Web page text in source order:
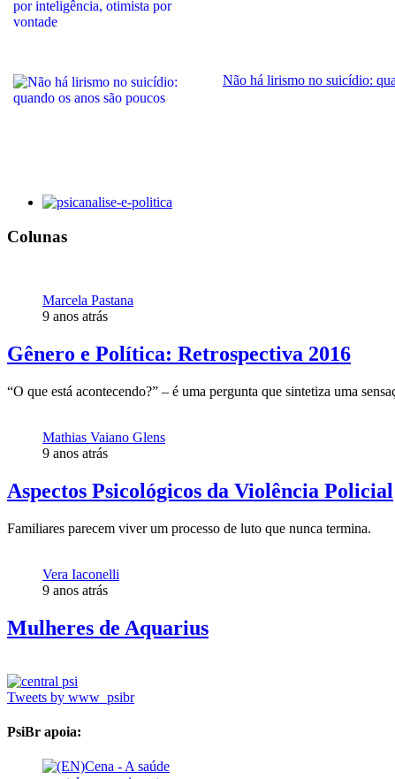
Não há lirismo no suicídio:
Colunas
Marcela Pastana
9 anos atrás
Gênero e Política: Retrospectiva 2016
“O que está acontecendo?” – é uma pergunta que sintetiza uma
Mathias Vaiano Glens
9 anos atrás
Aspectos Psicológicos da Violência Policial
Familiares parecem viver um processo de luto que nunca termina.
Vera Iaconelli
9 anos atrás
Mulheres de Aquarius
Tweets by www_psibr
PsiBr apoia: